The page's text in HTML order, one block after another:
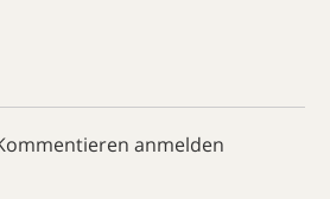
anmelden